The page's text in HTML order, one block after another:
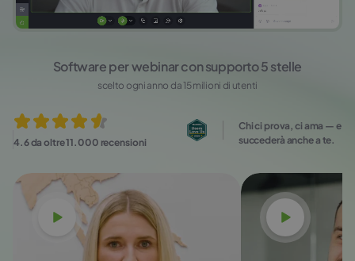
4.6 da oltre 11.000 recensioni
Software per webinar con supporto 5 stelle
scelto ogni anno da 15 milioni di utenti
Chi ci prova, ci ama — e
succederà anche a te.
Guarda il video Guarda